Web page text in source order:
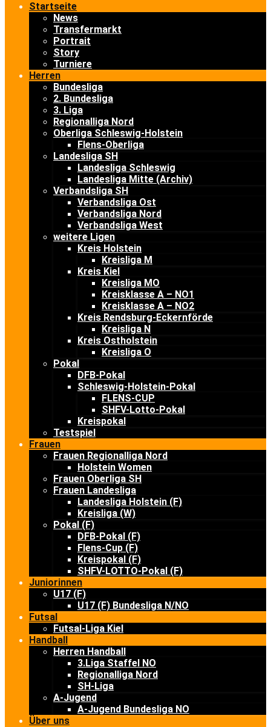
Startseite
News
Transfermarkt
Portrait
Story
Turniere
Herren
Bundesliga
2. Bundesliga
3. Liga
Regionalliga Nord
Oberliga Schleswig-Holstein
Flens-Oberliga
Landesliga SH
Landesliga Schleswig
Landesliga Mitte (Archiv)
Verbandsliga SH
Verbandsliga Ost
Verbandsliga Nord
Verbandsliga West
weitere Ligen
Kreis Holstein
Kreisliga M
Kreis Kiel
Kreisliga MO
Kreisklasse A – NO1
Kreisklasse A – NO2
Kreis Rendsburg-Eckernförde
Kreisliga N
Kreis Ostholstein
Kreisliga O
Pokal
DFB-Pokal
Schleswig-Holstein-Pokal
FLENS-CUP
SHFV-Lotto-Pokal
Kreispokal
Testspiel
Frauen
Frauen Regionalliga Nord
Holstein Women
Frauen Oberliga SH
Frauen Landesliga
Landesliga Holstein (F)
Kreisliga (W)
Pokal (F)
DFB-Pokal (F)
Flens-Cup (F)
Kreispokal (F)
SHFV-LOTTO-Pokal (F)
Juniorinnen
U17 (F)
U17 (F) Bundesliga N/NO
Futsal
Futsal-Liga Kiel
Handball
Herren Handball
3.Liga Staffel NO
Regionalliga Nord
SH-Liga
A-Jugend
A-Jugend Bundesliga NO
Über uns